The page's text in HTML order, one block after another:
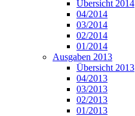
Übersicht 2014
04/2014
03/2014
02/2014
01/2014
Ausgaben 2013
Übersicht 2013
04/2013
03/2013
02/2013
01/2013